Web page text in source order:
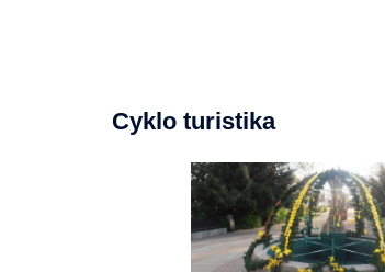
Cyklo turistika